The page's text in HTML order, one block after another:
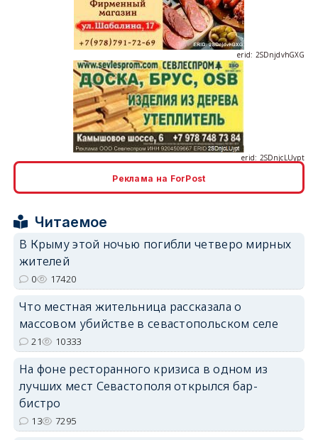
erid: 2SDnjcrDNw6
Реклама на ForPost
Читаемое
В Крыму этой ночью погибли четверо мирных
жителей
0 17420
Что местная жительница рассказала о
массовом убийстве в севастопольском селе
21 10333
На фоне ресторанного кризиса в одном из
лучших мест Севастополя открылся бар-
бистро
13 7295